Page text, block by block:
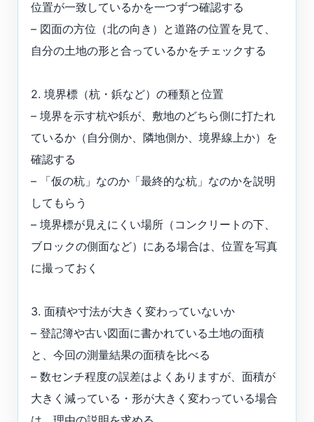
位置が一致しているかを一つずつ確認する
– 図面の方位（北の向き）と道路の位置を見て、
自分の土地の形と合っているかをチェックする
2. 境界標（杭・鋲など）の種類と位置
– 境界を示す杭や鋲が、敷地のどちら側に打たれ
ているか（自分側か、隣地側か、境界線上か）を
確認する
– 「仮の杭」なのか「最終的な杭」なのかを説明
してもらう
– 境界標が見えにくい場所（コンクリートの下、
ブロックの側面など）にある場合は、位置を写真
に撮っておく
3. 面積や寸法が大きく変わっていないか
– 登記簿や古い図面に書かれている土地の面積
と、今回の測量結果の面積を比べる
– 数センチ程度の誤差はよくありますが、面積が
大きく減っている・形が大きく変わっている場合